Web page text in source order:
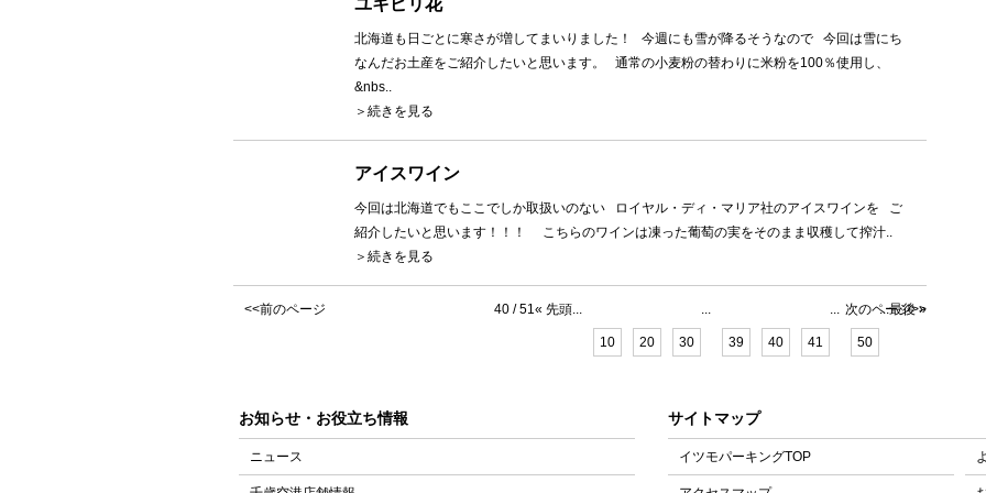
ユキピリ花
北海道も日ごとに寒さが増してまいりました！ 今週にも雪が降るそうなので 今回は雪にち
なんだお土産をご紹介したいと思います。 通常の小麦粉の替わりに米粉を100％使用し、
&nbs..
＞続きを見る
アイスワイン
今回は北海道でもここでしか取扱いのない ロイヤル・ディ・マリア社のアイスワインを ご
紹介したいと思います！！！ こちらのワインは凍った葡萄の実をそのまま収穫して搾汁..
＞続きを見る
40 / 51« 先頭
<<前のページ ...
10 20 30
...
39 40 41
...
50
...
次のページ>>
最後 »
お知らせ・お役立ち情報
ニュース
サイトマップ
イツモパーキングTOP